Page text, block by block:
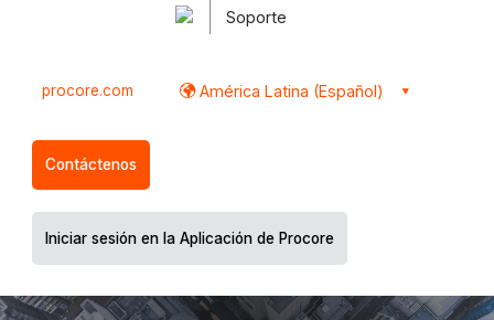
Soporte
procore.com América Latina (Español)
Contáctenos
Iniciar sesión en la Aplicación de Procore